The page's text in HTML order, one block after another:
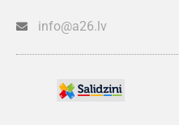
info@a26.lv